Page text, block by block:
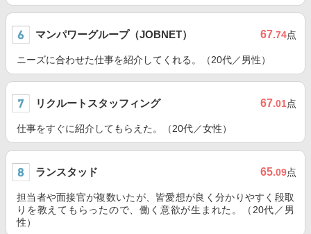
マンパワーグループ（JOBNET） 67.74点
ニーズに合わせた仕事を紹介してくれる。（20代／男性）
リクルートスタッフィング 67.01点
仕事をすぐに紹介してもらえた。（20代／女性）
ランスタッド 65.09点
担当者や面接官が複数いたが、皆愛想が良く分かりやすく段取
りを教えてもらったので、働く意欲が生まれた。（20代／男
性）